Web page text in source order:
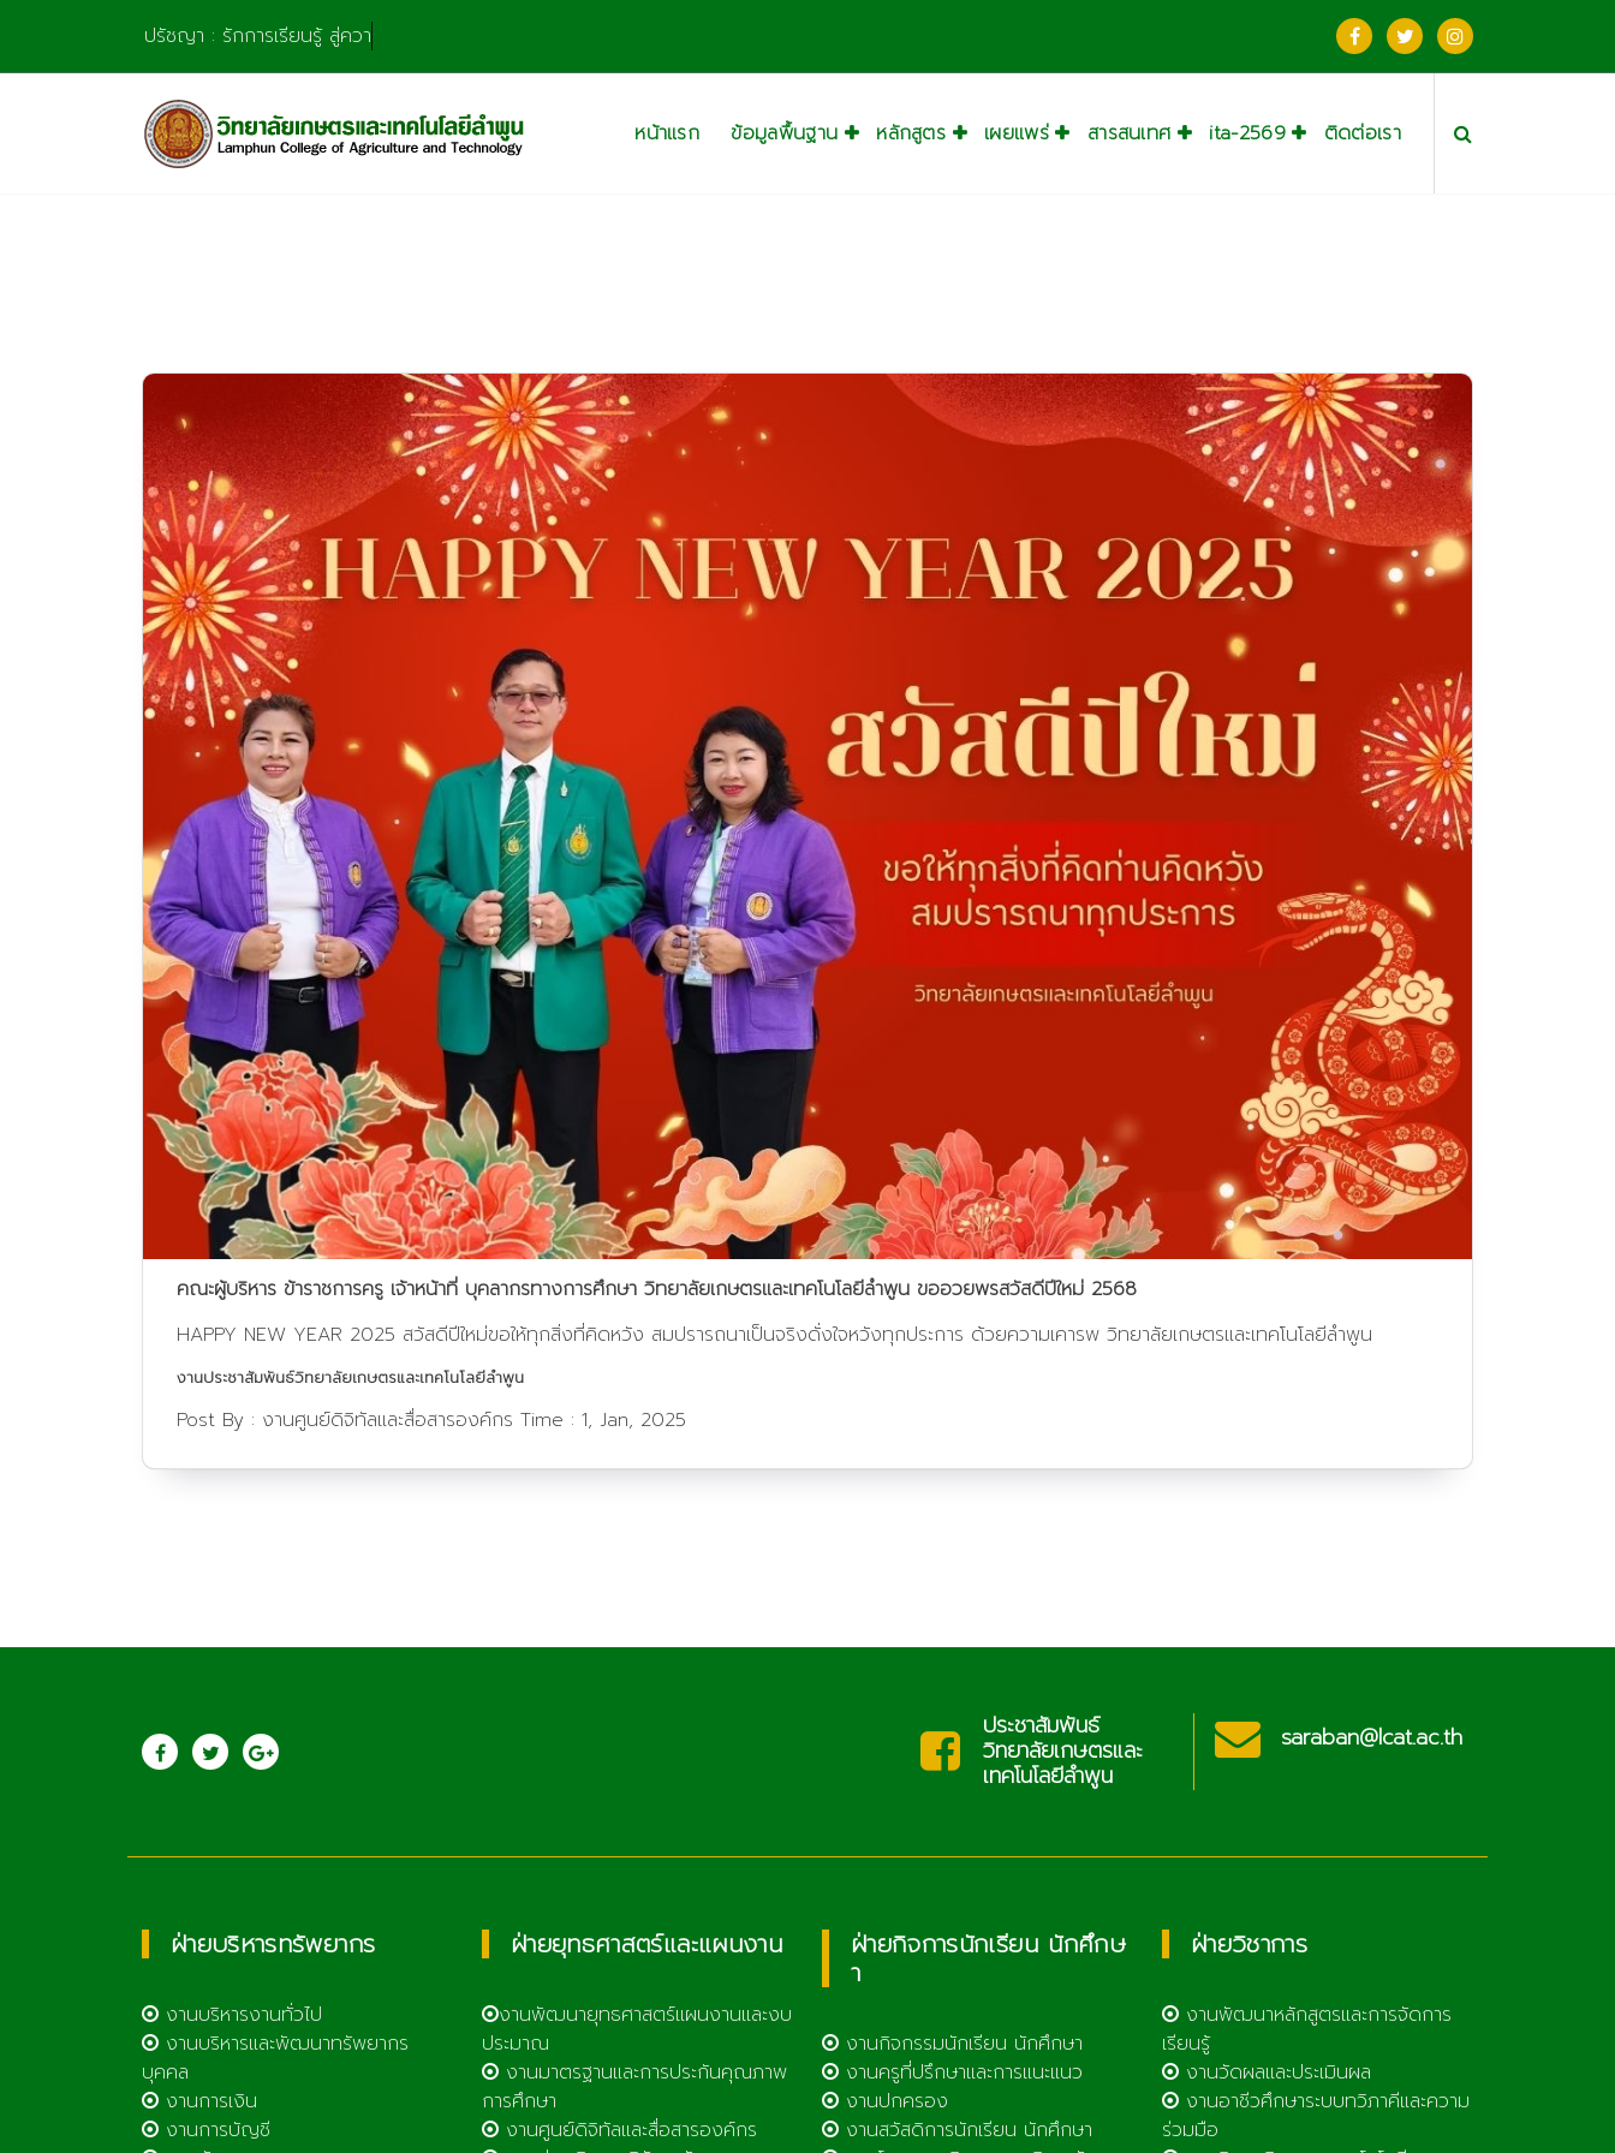
content
ปรัชญา : รักการเรียนรู้ สู่ความชำนา
หน้าแรก ข้อมูลพื้นฐาน หลักสูตร เผยแพร่ สารสนเทศ ita-2569 ติดต่อเรา
คณะผู้บริหาร ข้าราชการครู เจ้าหน้าที่ บุคลากรทางการศึกษา วิทยาลัยเกษตรและเทคโนโลยีลำพูน ขออวยพรสวัสดีปีใหม่ 2568
HAPPY NEW YEAR 2025 สวัสดีปีใหม่ขอให้ทุกสิ่งที่คิดหวัง สมปรารถนาเป็นจริงดั่งใจหวังทุกประการ ด้วยความเคารพ วิทยาลัยเกษตรและเทคโนโลยีลำพูน
งานประชาสัมพันธ์วิทยาลัยเกษตรและเทคโนโลยีลำพูน
Post By : งานศูนย์ดิจิทัลและสื่อสารองค์กร Time : 1, Jan, 2025
ประชาสัมพันธ์
วิทยาลัยเกษตรและ
เทคโนโลยีลำพูน
saraban@lcat.ac.th ประชาสัมพันธ์
วิทยาลัยเกษตรและ
ฝ่ายบริหารทรัพยากร
งานบริหารงานทั่วไป
งานบริหารและพัฒนาทรัพยากร
บุคคล
งานการเงิน
งานการบัญชี
ฝ่ายยุทธศาสตร์และแผนงาน
งานพัฒนายุทธศาสตร์แผนงานและงบ
ประมาณ
งานมาตรฐานและการประกันคุณภาพ
การศึกษา
งานศูนย์ดิจิทัลและสื่อสารองค์กร
ฝ่ายกิจการนักเรียน นักศึกษ
า
งานกิจกรรมนักเรียน นักศึกษา
งานครูที่ปรึกษาและการแนะแนว
งานปกครอง
งานสวัสดิการนักเรียน นักศึกษา
ฝ่ายวิชาการ
งานพัฒนาหลักสูตรและการจัดการ
เรียนรู้
งานวัดผลและประเมินผล
งานอาชีวศึกษาระบบทวิภาคีและความ
ร่วมมือ